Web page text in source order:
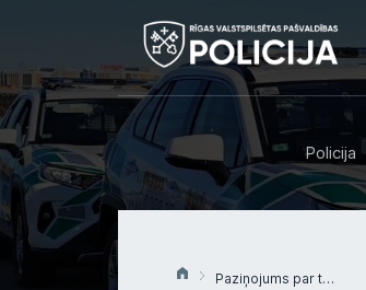
Policija
Paziņojums par tirgus izpēti Nr.4 “Par elektriķa, santehniķa un remontdarbu strādnieka pakalpojumu nodrošināšanu Rīgas valstspilsētas pašvaldības policijas objektos”